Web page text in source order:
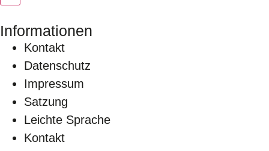
Informationen
Kontakt
Datenschutz
Impressum
Satzung
Leichte Sprache
Kontakt